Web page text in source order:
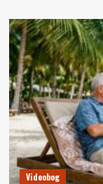
Videobog